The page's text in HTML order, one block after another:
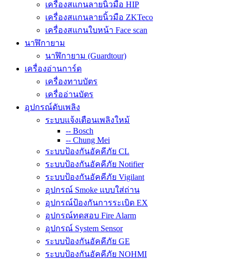
เครื่องสแกนลายนิ้วมือ HIP
เครื่องสแกนลายนิ้วมือ ZKTeco
เครื่องสแกนใบหน้า Face scan
นาฬิกายาม
นาฬิกายาม (Guardtour)
เครื่องอ่านการ์ด
เครื่องทาบบัตร
เครื่ออ่านบัตร
อุปกรณ์ดับเพลิง
ระบบแจ้งเตือนเพลิงใหม้
-- Bosch
-- Chung Mei
ระบบป้องกันอัคคีภัย CL
ระบบป้องกันอัคคีภัย Notifier
ระบบป้องกันอัคคีภัย Vigilant
อุปกรณ์ Smoke แบบใส่ถ่าน
อุปกรณ์ป้องกันการระเบิด EX
อุปกรณ์ทดสอบ Fire Alarm
อุปกรณ์ System Sensor
ระบบป้องกันอัคคีภัย GE
ระบบป้องกันอัคคีภัย NOHMI